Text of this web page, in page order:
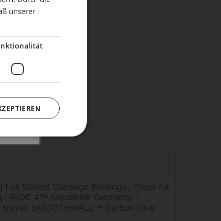
Sealed Cartridge Bearings | Press Fit
| RIDE-4™ Adjustable Geometry +
SMOOTHWALL™ Carbon Rear
unserer